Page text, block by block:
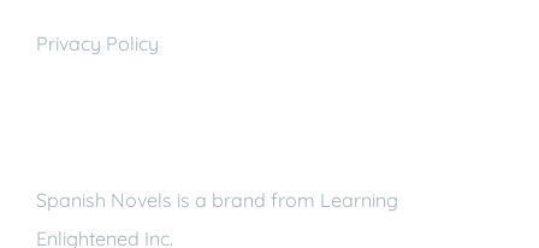
Privacy Policy
Spanish Novels is a brand from Learning
Enlightened Inc.